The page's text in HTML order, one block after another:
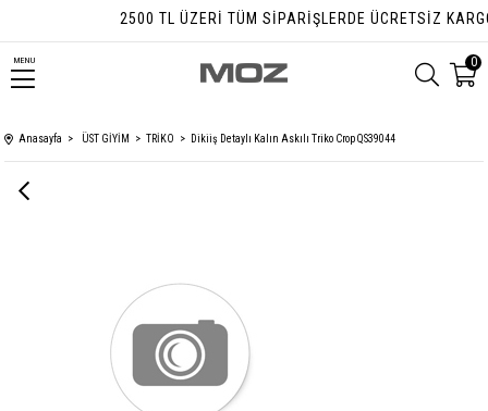
2500 TL ÜZERI TÜM SIPARIŞLERDE ÜCRETSIZ
MENU 0
Anasayfa ÜST GİYİM TRİKO Dikiiş Detaylı Kalın Askılı Triko Crop QS39044